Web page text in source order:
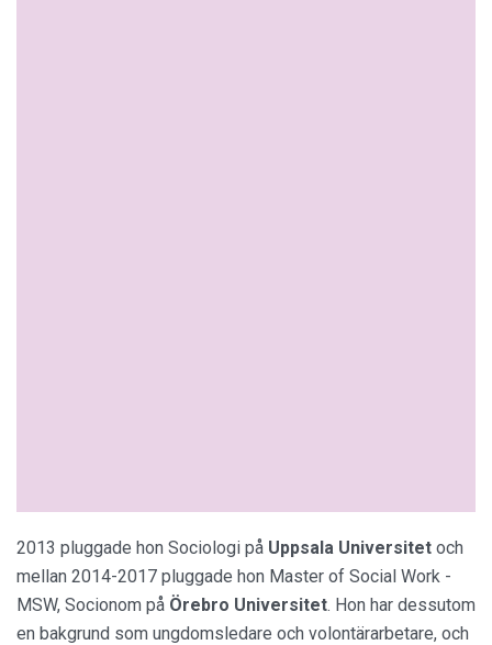
2013 pluggade hon Sociologi på Uppsala Universitet och
mellan 2014-2017 pluggade hon Master of Social Work -
MSW, Socionom på Örebro Universitet. Hon har dessutom
en bakgrund som ungdomsledare och volontärarbetare, och